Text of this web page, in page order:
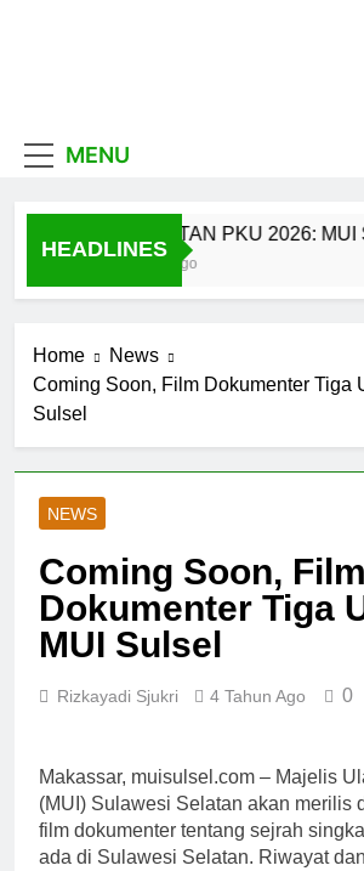
MENU
HEADLINES
CATATAN PKU 2026: MUI
3 Jam Ago
Home
News
Coming Soon, Film Dokumenter Tiga
Sulsel
NEWS
Coming Soon, Film
Dokumenter Tiga
MUI Sulsel
Rizkayadi Sjukri 4 Tahun Ago 0
Makassar, muisulsel.com – Majelis
(MUI) Sulawesi Selatan akan merilis
film dokumenter tentang sejrah
ada di Sulawesi Selatan. Riwayat